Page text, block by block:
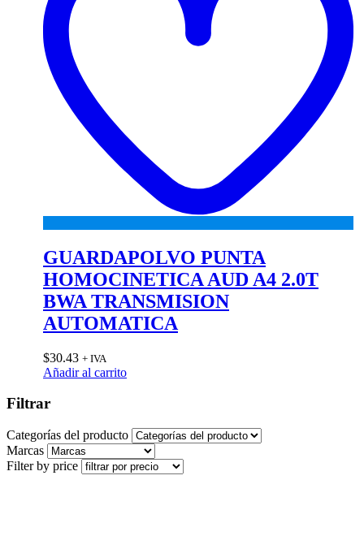
GUARDAPOLVO PUNTA
HOMOCINETICA AUD A4 2.0T
BWA TRANSMISION
AUTOMATICA
$30.43 + IVA
Añadir al carrito
Filtrar
Categorías del producto
Marcas
Filter by price